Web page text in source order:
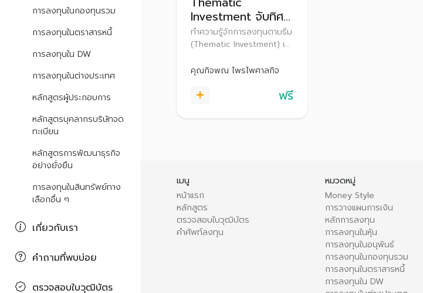
การลงทุนในกองทุนรวม
การลงทุนในตราสารหนี้
การลงทุนใน DW
การลงทุนในต่างประเทศ
หลักสูตรผู้ประกอบการ
หลักสูตรบุคลากรบริษัทจด
ทะเบียน
หลักสูตรการพัฒนาธุรกิจ
อย่างยั่งยืน
การลงทุนในสินทรัพย์ทาง
เลือกอื่น ๆ
เกี่ยวกับเรา
คำถามที่พบบ่อย
ตรวจสอบใบวุฒิบัตร
Investment จับทิศ
ลงทุนหุ้น Sector
เด่น
ทำความรู้จักการลงทุนตามธีม
(Thematic Investment) เท
โลกกำลังให้ความสนใจ พร้อม
ลงทุนที่มีศักยภาพเติบโตใน
ผลตอบแทนที่ดีในระยะยาว
คุณกิจพณ ไพรไพศาลกิจ
ฟรี
เมนู
หน้าแรก
หลักสูตร
ตรวจสอบใบวุฒิบัตร
คำศัพท์ลงทุน
หมวดหมู่
Money Style
การวางแผนการเงิน
หลักการลงทุน
การลงทุนในหุ้น
การลงทุนในอนุพันธ์
การลงทุนในกองทุนรวม
การลงทุนในตราสารหนี้
การลงทุนใน DW